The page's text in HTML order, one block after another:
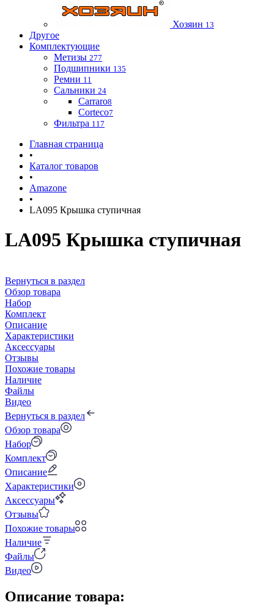
Хозяин 13
Другое
Комплектующие
Метизы 277
Подшипники 135
Ремни 11
Сальники 24
Carraro8
Corteco7
Фильтра 117
Главная страница
•
Каталог товаров
•
Amazone
•
LA095 Крышка ступичная
LA095 Крышка ступичная
Вернуться в раздел
Обзор товара
Набор
Комплект
Описание
Характеристики
Аксессуары
Отзывы
Похожие товары
Наличие
Файлы
Видео
Вернуться в раздел
Обзор товара
Набор
Комплект
Описание
Характеристики
Аксессуары
Отзывы
Похожие товары
Наличие
Файлы
Видео
Описание товара: